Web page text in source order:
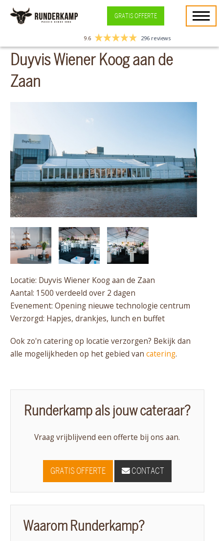
GRATIS OFFERTE
9.6 296 reviews
Duyvis Wiener Koog aan de
Zaan
Locatie: Duyvis Wiener Koog aan de Zaan
Aantal: 1500 verdeeld over 2 dagen
Evenement: Opening nieuwe technologie centrum
Verzorgd: Hapjes, drankjes, lunch en buffet
Ook zo'n catering op locatie verzorgen? Bekijk dan
alle mogelijkheden op het gebied van catering.
Runderkamp als jouw cateraar?
Vraag vrijblijvend een offerte bij ons aan.
GRATIS OFFERTE CONTACT
Waarom Runderkamp?